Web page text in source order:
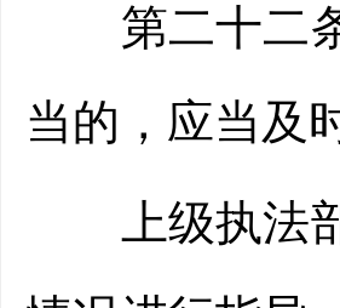
第二十二条
当的，应当及
上级执法部